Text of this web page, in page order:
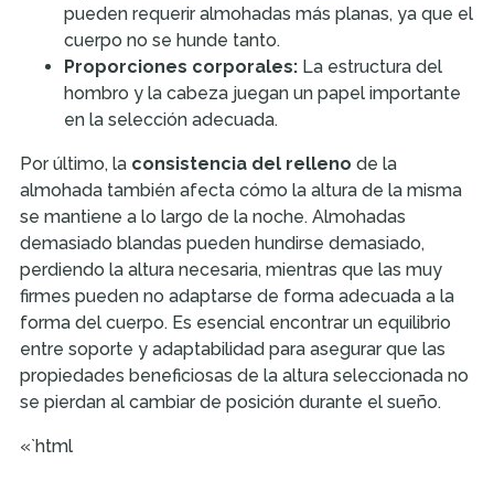
pueden requerir almohadas más planas, ya que el
cuerpo no se hunde tanto.
Proporciones corporales: La estructura del
hombro y la cabeza juegan un papel importante
en la selección adecuada.
Por último, la consistencia del relleno de la
almohada también afecta cómo la altura de la misma
se mantiene a lo largo de la noche. Almohadas
demasiado blandas pueden hundirse demasiado,
perdiendo la altura necesaria, mientras que las muy
firmes pueden no adaptarse de forma adecuada a la
forma del cuerpo. Es esencial encontrar un equilibrio
entre soporte y adaptabilidad para asegurar que las
propiedades beneficiosas de la altura seleccionada no
se pierdan al cambiar de posición durante el sueño.
«`html